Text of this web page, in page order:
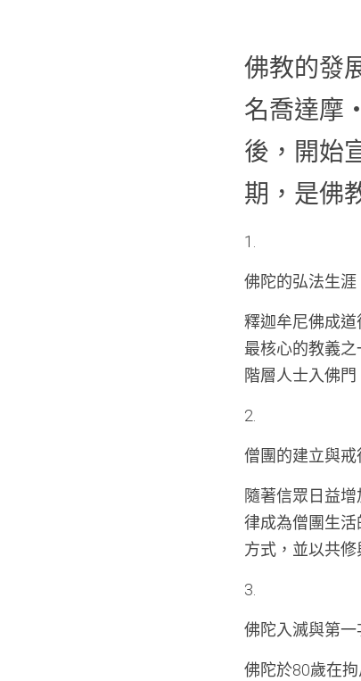
佛教的發
名喬達摩
後，開始
期，是佛
1.
佛陀的弘法生涯
釋迦牟尼佛成
最核心的教義
階層人士入佛
2.
僧團的建立與戒
隨著信眾日益
律成為僧團生
方式，並以共修
3.
佛陀入滅與第一
佛陀於80歲在